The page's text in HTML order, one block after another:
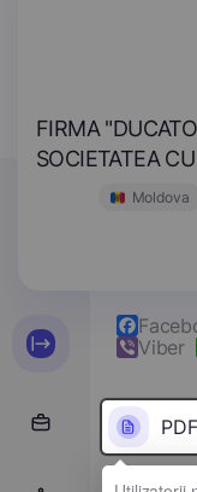
FIRMA
SOCIETATEA
Moldova
Viber
PDF